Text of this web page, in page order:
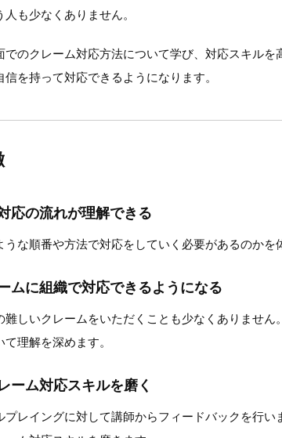
も少なくありません。
でのクレーム対応方法について学び、対応スキル
を持って対応できるようになります。
応の流れが理解できる
な順番や方法で対応をしていく必要があるのかを
ムに組織で対応できるようになる
しいクレームをいただくことも少なくありませ
理解を深めます。
ーム対応スキルを磨く
レイングに対して講師からフィードバックを行